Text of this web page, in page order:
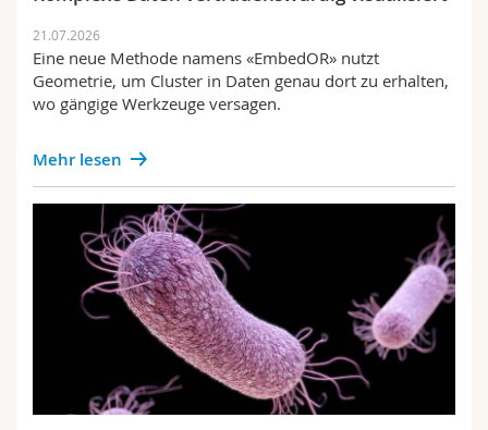
21.07.2026
Eine neue Methode namens «EmbedOR» nutzt
Geometrie, um Cluster in Daten genau dort zu erhalten,
wo gängige Werkzeuge versagen.
Mehr lesen